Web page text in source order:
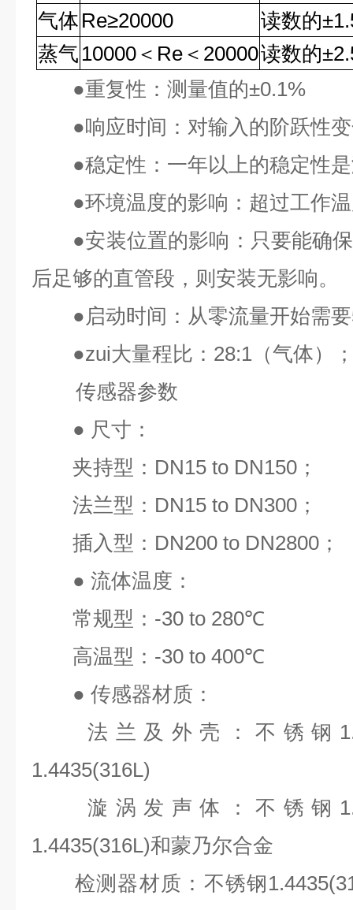
气体 Re≥20000 读数的
蒸气 10000 ＜ Re ＜ 20000读数的
●重复性：测量值的±0.1%
●响应时间：对输入的阶跃性
●稳定性：一年以上的稳定性
●环境温度的影响：超过工作
●安装位置的影响：只要能确
后足够的直管段，则安装无影响。
●启动时间：从零流量开始需要
●zui大量程比： 28:1 （气体）
传感器参数
● 尺寸：
夹持型： DN15 to DN150 ；
法兰型： DN15 to DN300 ；
插入型： DN200 to DN2800 ；
● 流体温度：
常规型： -30 to 280℃
高温型： -30 to 400℃
● 传感器材质：
法兰及外壳：不锈钢
1.4435(316L)
漩涡发声体：不锈钢
1.4435(316L)和蒙乃尔合金
检测器材质：不锈钢